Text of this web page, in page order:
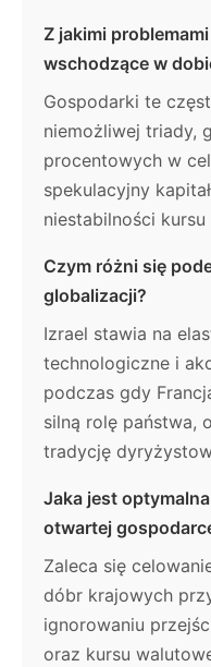
Z jakimi
wschodzące w
Gospodarki te
niemożliwej triady,
procentowych w
spekulacyjny
niestabilności kursu
Czym różni się
globalizacji?
Izrael stawia na
technologiczne i
podczas gdy
silną rolę państwa,
tradycję
Jaka jest
otwartej
Zaleca się
dóbr krajowych
ignorowaniu
oraz kursu